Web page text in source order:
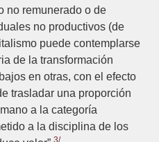
no remunerado o de
no productivos (de
puede contemplarse
de la transformación
en otras, con el efecto
trasladar una proporción
a la categoría
a la disciplina de los
3/